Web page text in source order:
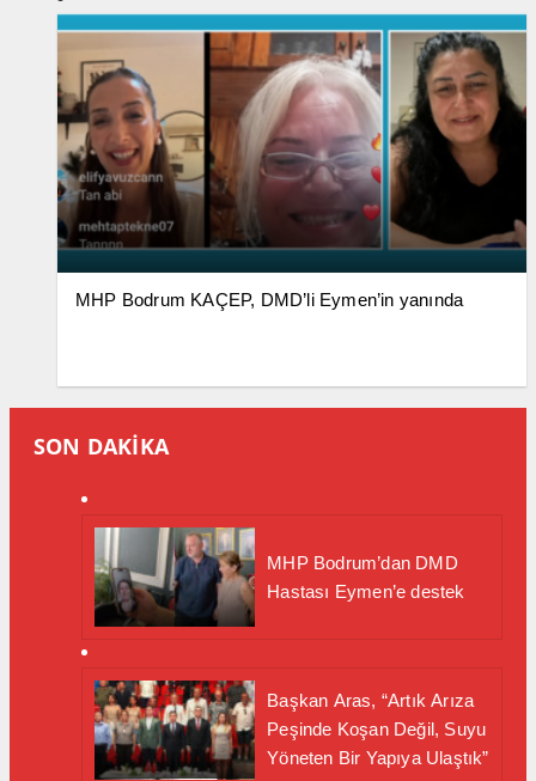
MHP Bodrum KAÇEP, DMD’li Eymen’in yanında
SON DAKİKA
MHP Bodrum’dan DMD
Hastası Eymen’e destek
Başkan Aras, “Artık Arıza
Peşinde Koşan Değil, Suyu
Yöneten Bir Yapıya Ulaştık”